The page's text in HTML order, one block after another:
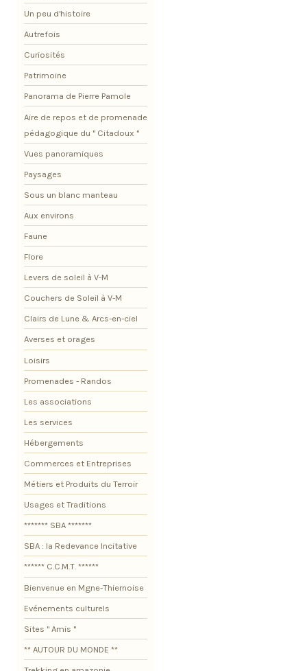
Un peu d'histoire
Autrefois
Curiosités
Patrimoine
Panorama de Pierre Pamole
Aire de repos et de promenade
pédagogique du " Citadoux "
Vues panoramiques
Paysages
Sous un blanc manteau
Aux environs
Faune
Flore
Levers de soleil à V-M
Couchers de Soleil à V-M
Clairs de Lune & Arcs-en-ciel
Averses et orages
Loisirs
Promenades - Randos
Les associations
Les services
Hébergements
Commerces et Entreprises
Métiers et Produits du Terroir
Usages et Traditions
******* SBA *******
SBA : la Redevance Incitative
****** C.C.M.T. ******
Bienvenue en Mgne-Thiernoise
Evénements culturels
Sites " Amis "
** AUTOUR DU MONDE **